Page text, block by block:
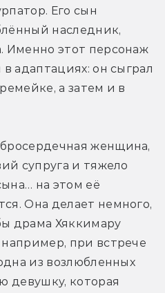
Его сын
наследник,
Именно этот персонаж
адаптациях: он сыграл
а затем и в
женщина,
супруга и тяжело
на этом её
Она делает немного,
драма Хяккимару
при встрече
из возлюбленных
девушку, которая